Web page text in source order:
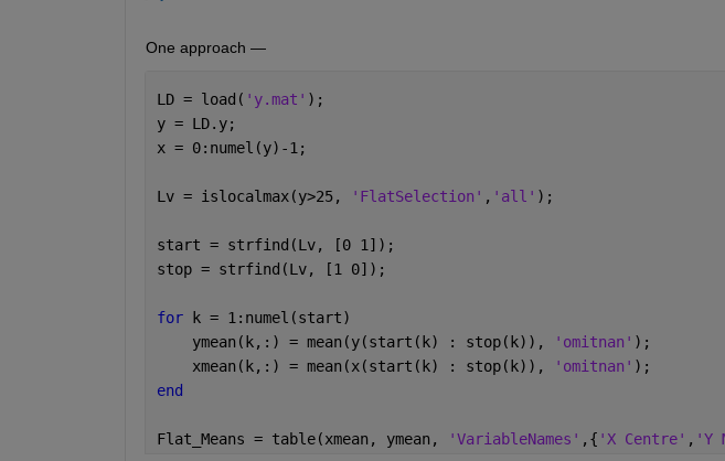
One approach —
LD = load( 'y.mat' );
y = LD.y;
x = 0:numel(y)-1;
Lv = islocalmax(y>25, 'FlatSelection' , 'all' );
start = strfind(Lv, [0 1]);
stop = strfind(Lv, [1 0]);
for k = 1:numel(start)
    ymean(k,:) = mean(y(start(k) : stop(k)),
'omitnan' );
    xmean(k,:) = mean(x(start(k) : stop(k)),
'omitnan' );
end
Flat_Means = table(xmean, ymean, 'VariableNames' ,{ 'X Centre' , 'Y